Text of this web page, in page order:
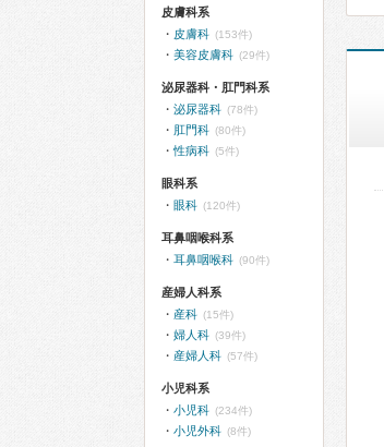
皮膚科系
皮膚科 (153件)
美容皮膚科 (29件)
泌尿器科・肛門科系
泌尿器科 (78件)
肛門科 (80件)
性病科 (5件)
眼科系
眼科 (120件)
耳鼻咽喉科系
耳鼻咽喉科 (90件)
産婦人科系
産科 (15件)
婦人科 (39件)
産婦人科 (57件)
小児科系
小児科 (234件)
小児外科 (8件)